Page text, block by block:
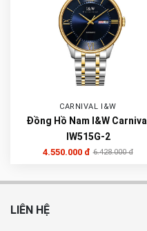
CARNIVAL I&W
Đồng Hồ Nam I&W Carnival
IW515G-2
4.550.000 đ 6.428.000 đ
LIÊN HỆ